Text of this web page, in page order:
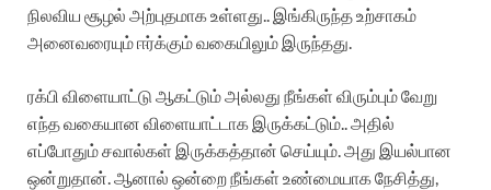
நிலவிய சூழல் அற்புதமாக உள்ளது.. இங்கிருந்த உற்சாகம்
அனைவரையும் ஈர்க்கும் வகையிலும் இருந்தது.
ரக்பி விளையாட்டு ஆகட்டும் அல்லது நீங்கள் விரும்பும் வேறு
எந்த வகையான விளையாட்டாக இருக்கட்டும்.. அதில்
எப்போதும் சவால்கள் இருக்கத்தான் செய்யும். அது இயல்பான
ஒன்றுதான். ஆனால் ஒன்றை நீங்கள் உண்மையாக நேசித்து,